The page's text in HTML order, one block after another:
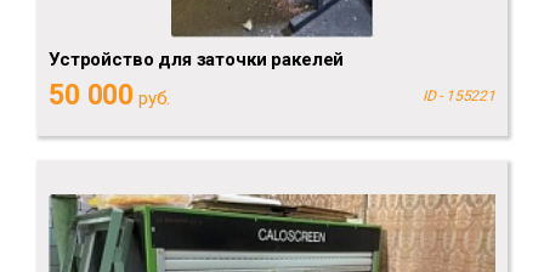
Устройство для заточки ракелей
50 000 руб. ID - 155221